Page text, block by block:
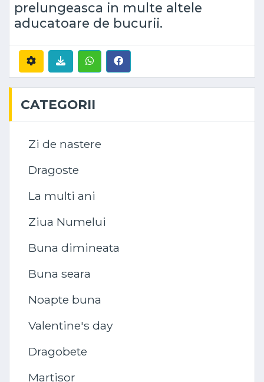
prelungeasca in multe altele
aducatoare de bucurii.
CATEGORII
Zi de nastere
Dragoste
La multi ani
Ziua Numelui
Buna dimineata
Buna seara
Noapte buna
Valentine's day
Dragobete
Martisor